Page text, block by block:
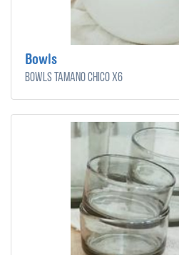
Bowls
Bowls tamaño chico x6